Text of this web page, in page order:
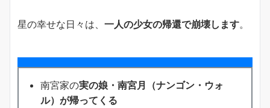
星の幸せな日々は、 一人の少女の帰還で崩壊します。
南宮家の実の娘・南宮月（ナンゴン・ウォ
ル）が帰ってくる